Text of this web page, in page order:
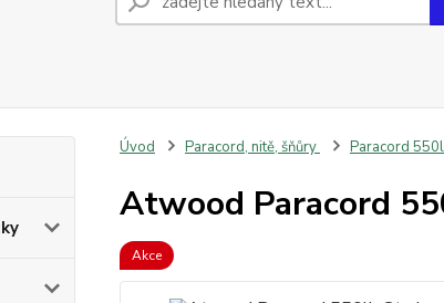
Úvod Paracord, nitě, šňůry Paracord
Atwood Paracord
Akce